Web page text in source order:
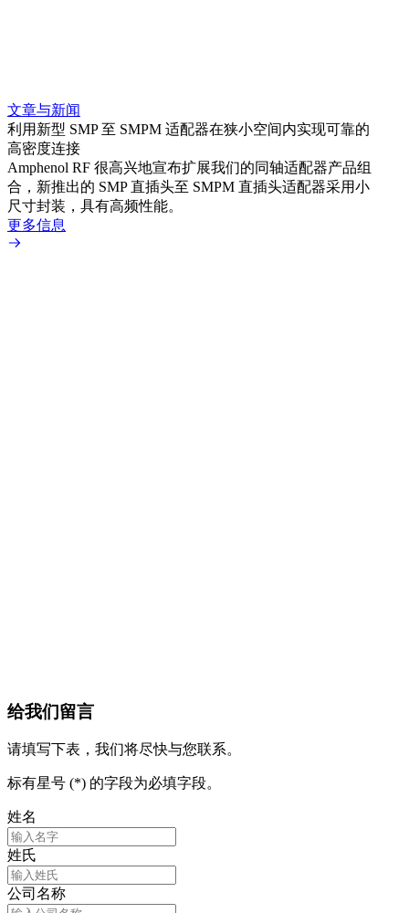
文章与新闻
利用新型 SMP 至 SMPM 适配器在狭小空间内实现可靠的
高密度连接
Amphenol RF 很高兴地宣布扩展我们的同轴适配器产品组
合，新推出的 SMP 直插头至 SMPM 直插头适配器采用小
尺寸封装，具有高频性能。
更多信息
给我们留言
请填写下表，我们将尽快与您联系。
标有星号 (*) 的字段为必填字段。
姓名
姓氏
公司名称